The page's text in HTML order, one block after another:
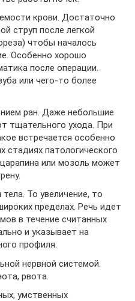
крови. Достаточно
струп после легкой
чтобы началось
Особенно хорошо
после операции.
или чего-то более
ран. Даже небольшие
тщательного ухода. При
встречается особенно
стадиях патологического
или мозоль может
То увеличение, то
пределах. Речь идет
в течение считанных
и указывает на
профиля.
нервной системой.
рвота.
умственных